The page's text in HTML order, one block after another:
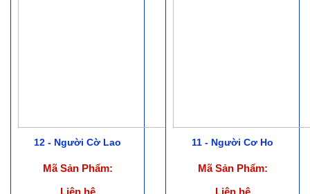
12 - Người Cờ Lao
Mã Sản Phẩm:
11 - Người Cơ Ho
Mã Sản Phẩm: